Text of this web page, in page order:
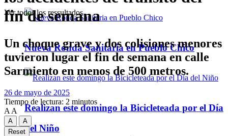
Nueva Ronda Sanitaria en Pueblo Chico
Realizan este domingo la Bicicleteada por el Día
del Niño
Ver todos los ressultados
fin de semana
Un choque grave y dos colisiones menores
tuvieron lugar el fin de semana en calle
Sarmiento en menos de 500 metros.
26 de mayo de 2025
Tiempo de lectura: 2 minutos
A A
A
A
Reset